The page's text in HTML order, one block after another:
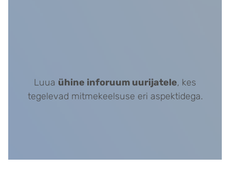
Luua ühine inforuum uurijatele, kes
tegelevad mitmekeelsuse eri aspektidega.